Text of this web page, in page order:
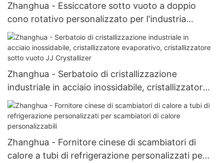
Zhanghua - Essiccatore sotto vuoto a doppio
cono rotativo personalizzato per l'industria
farmaceutica
Zhanghua - Serbatoio di cristallizzazione
industriale in acciaio inossidabile, cristallizzatore
evaporativo, cristallizzatore sotto vuoto JJ
Crystallizer
Zhanghua - Fornitore cinese di scambiatori di
calore a tubi di refrigerazione personalizzati per